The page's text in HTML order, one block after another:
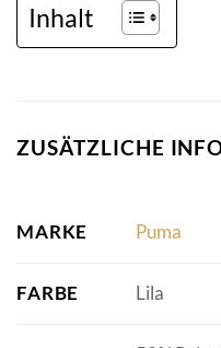
Inhalt
ZUSÄTZLICHE
MARKE Puma
FARBE Lila